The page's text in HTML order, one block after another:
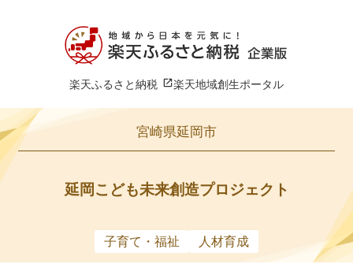
楽天ふるさと納税 楽天地域創生ポータル
宮崎県延岡市
延岡こども未来創造プロジェクト
子育て・福祉 人材育成